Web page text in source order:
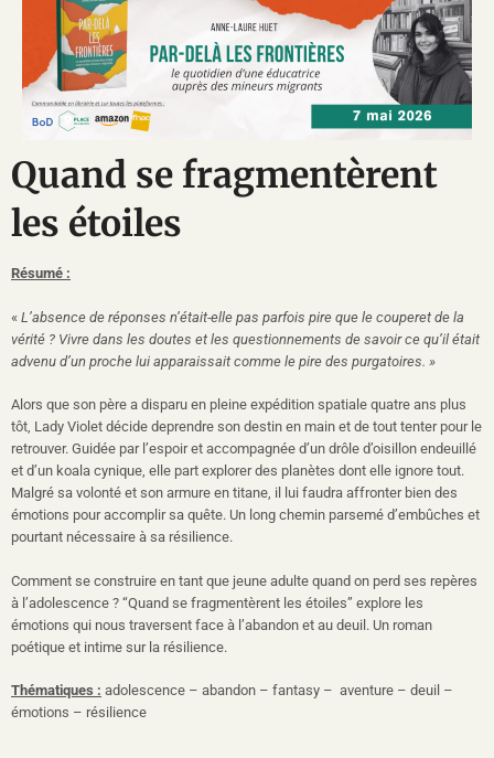
Quand se fragmentèrent
les étoiles
Résumé :
« L’absence de réponses n’était-elle pas parfois pire que le couperet de la
vérité ? Vivre dans les doutes et les questionnements de savoir ce qu’il était
advenu d’un proche lui apparaissait comme le pire des purgatoires. »
​Alors que son père a disparu en pleine expédition spatiale quatre ans plus
tôt, Lady Violet décide deprendre son destin en main et de tout tenter pour le
retrouver. Guidée par l’espoir et accompagnée d’un drôle d’oisillon endeuillé
et d’un koala cynique, elle part explorer des planètes dont elle ignore tout.
Malgré sa volonté et son armure en titane, il lui faudra affronter bien des
émotions pour accomplir sa quête. Un long chemin parsemé d’embûches et
pourtant nécessaire à sa résilience.
Comment se construire en tant que jeune adulte quand on perd ses repères
à l’adolescence ? “Quand se fragmentèrent les étoiles” explore les
émotions qui nous traversent face à l’abandon et au deuil. Un roman
poétique et intime sur la résilience.
Thématiques : adolescence – abandon – fantasy – aventure – deuil –
émotions – résilience